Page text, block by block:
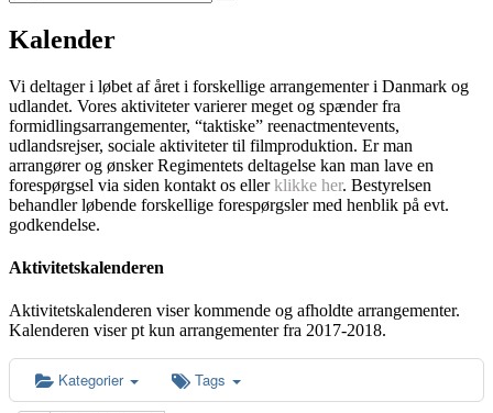
Kalender
Vi deltager i løbet af året i forskellige arrangementer i Danmark og
udlandet. Vores aktiviteter varierer meget og spænder fra
formidlingsarrangementer, “taktiske” reenactmentevents,
udlandsrejser, sociale aktiviteter til filmproduktion. Er man
arrangører og ønsker Regimentets deltagelse kan man lave en
forespørgsel via siden kontakt os ellerklikke her. Bestyrelsen
behandler løbende forskellige forespørgsler med henblik på evt.
godkendelse.
Aktivitetskalenderen
Aktivitetskalenderen viser kommende og afholdte arrangementer.
Kalenderen viser pt kun arrangementer fra 2017-2018.
Kategorier Tags